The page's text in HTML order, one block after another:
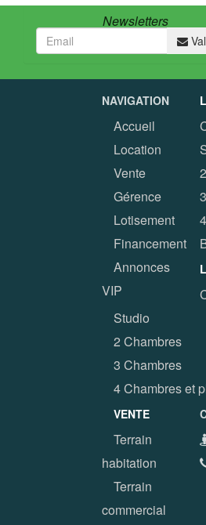
Newsletters
NAVIGATION
Accueil
Location
Vente
Gérence
Lotisement
Financement
Annonces
VIP
Studio
2 Chambres
3 Chambres
4 Chambres et
VENTE
Terrain
habitation
Terrain
commercial